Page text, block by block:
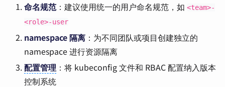
命名规范：建议使用统一的用户命名规范，如 <team>-
<role>-user
namespace 隔离 ：为不同团队或项目创建独立的
namespace 进行资源隔离
配置管理 ：将 kubeconfig 文件和 RBAC 配置纳入版本
控制系统